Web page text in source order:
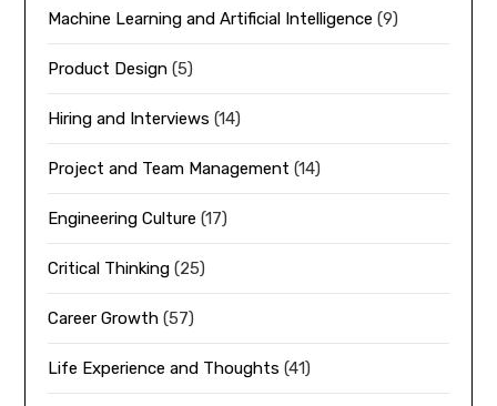
Machine Learning and Artificial Intelligence (9)
Product Design (5)
Hiring and Interviews (14)
Project and Team Management (14)
Engineering Culture (17)
Critical Thinking (25)
Career Growth (57)
Life Experience and Thoughts (41)